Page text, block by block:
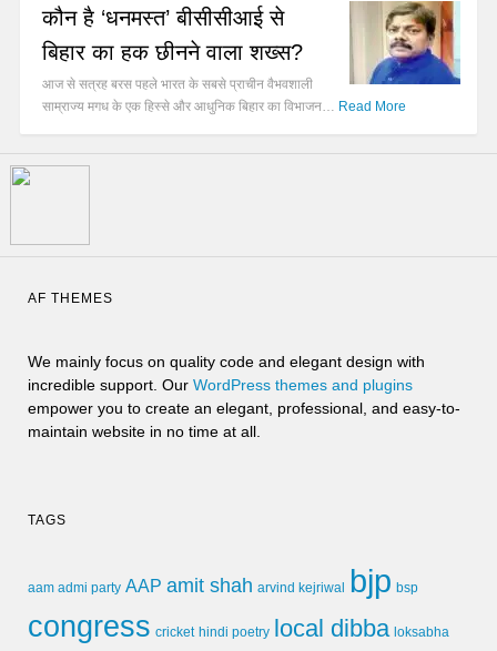
कौन है ‘धनमस्त’ बीसीसीआई से
बिहार का हक छीनने वाला शख्स?
आज से सत्रह बरस पहले भारत के सबसे प्राचीन वैभवशाली
साम्राज्य मगध के एक हिस्से और आधुनिक बिहार का विभाजन… Read More
AF THEMES
We mainly focus on quality code and elegant design with
incredible support. Our WordPress themes and plugins
empower you to create an elegant, professional, and easy-to-
maintain website in no time at all.
TAGS
aam admi party AAP amit shah arvind kejriwal bjp bsp
congress cricket hindi poetry local dibba loksabha